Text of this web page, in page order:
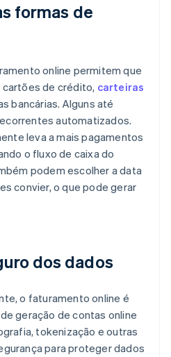
formas de
online permitem que
de crédito, carteiras
bancárias. Alguns até
automatizados.
leva a mais pagamentos
o fluxo de caixa do
podem escolher a data
convier, o que pode gerar
dos dados
o faturamento online é
geração de contas online
tokenização e outras
para proteger dados